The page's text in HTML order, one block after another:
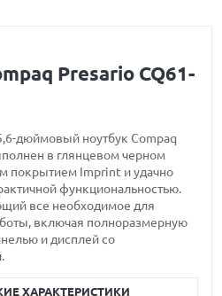
Presario CQ61-
дюймовый ноутбук Compaq
в глянцевом черном
покрытием Imprint и удачно
функциональностью.
все необходимое для
включая полноразмерную
и дисплей со
ХАРАКТЕРИСТИКИ